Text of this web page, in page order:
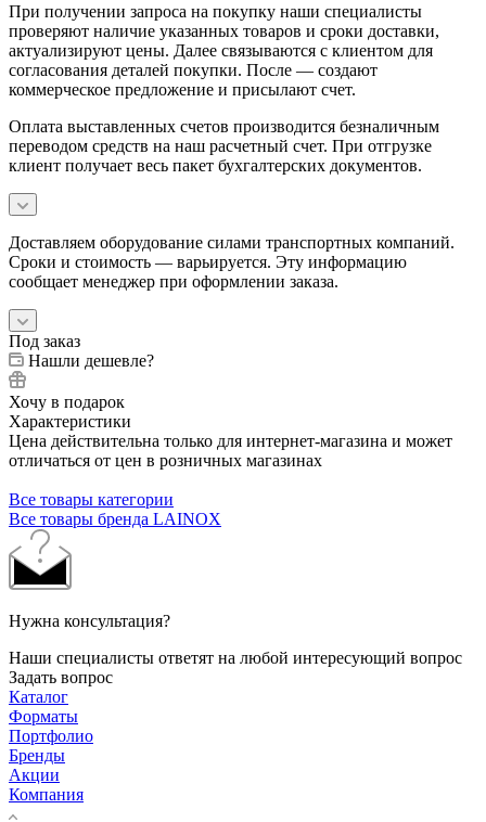
При получении запроса на покупку наши специалисты
проверяют наличие указанных товаров и сроки доставки,
актуализируют цены. Далее связываются с клиентом для
согласования деталей покупки. После — создают
коммерческое предложение и присылают счет.
Оплата выставленных счетов производится безналичным
переводом средств на наш расчетный счет. При отгрузке
клиент получает весь пакет бухгалтерских документов.
Доставляем оборудование силами транспортных компаний.
Сроки и стоимость — варьируется. Эту информацию
сообщает менеджер при оформлении заказа.
Под заказ
Нашли дешевле?
Хочу в подарок
Характеристики
Цена действительна только для интернет-магазина и может
отличаться от цен в розничных магазинах
Все товары категории
Все товары бренда LAINOX
Нужна консультация?
Наши специалисты ответят на любой интересующий вопрос
Задать вопрос
Каталог
Форматы
Портфолио
Бренды
Акции
Компания